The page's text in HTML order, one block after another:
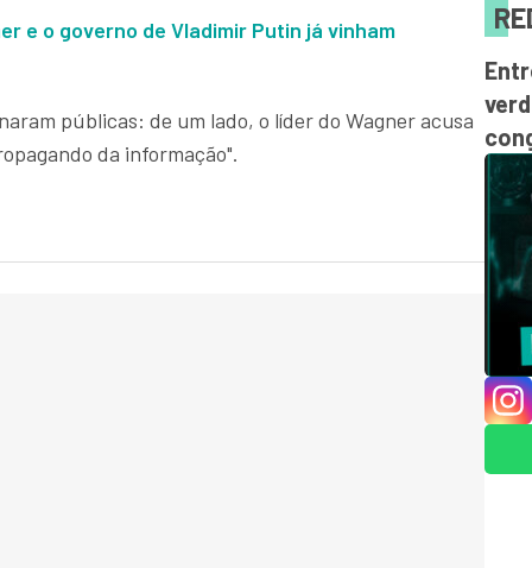
e o governo de Vladimir Putin já vinham
públicas: de um lado, o líder do Wagner acusa
da informação".